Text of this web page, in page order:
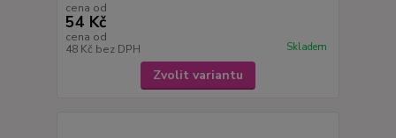
cena od
54 Kč
cena od
48 Kč bez DPH Skladem
Zvolit variantu